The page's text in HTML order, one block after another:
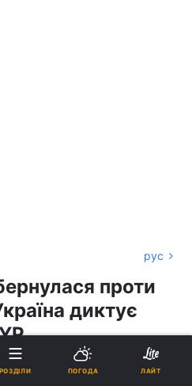
рус
проти
диктує
РОЗДІЛИ ПОГОДА ЛАЙТ